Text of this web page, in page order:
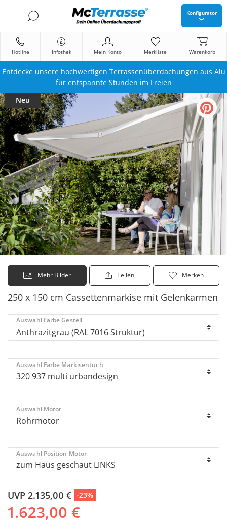
Konfigurator
Hotline Infothek Mein Konto Merkliste Warenkorb
Entdecke unsere hochwertigen Terrassenüberdachungen aus Alu
für entspannte Stunden im Freien
Neu
Mehr Bilder Teilen Merken
250 x 150 cm Cassettenmarkise mit Gelenkarmen
Auswahl Farbe Gestell
Auswahl Farbe Markisentuch
Auswahl Motor
Auswahl Position Motor
UVP 2.135,00 € -23%
1.623,00 €